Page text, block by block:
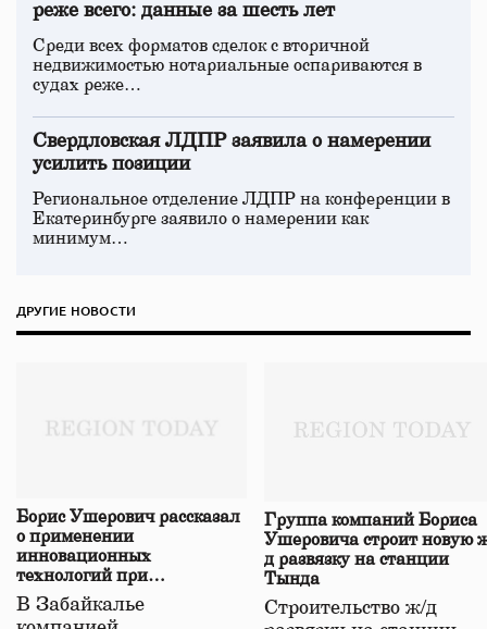
реже всего: данные за шесть лет
Среди всех форматов сделок с вторичной
недвижимостью нотариальные оспариваются в
судах реже…
Свердловская ЛДПР заявила о намерении
усилить позиции
Региональное отделение ЛДПР на конференции в
Екатеринбурге заявило о намерении как
минимум…
ДРУГИЕ НОВОСТИ
Борис Ушерович рассказал
о применении
инновационных
технологий при
строительстве нового моста
в Забайкалье
В Забайкалье
Группа компаний Бориса
Ушеровича строит новую
д развязку на станции
Тында
Строительство ж/д